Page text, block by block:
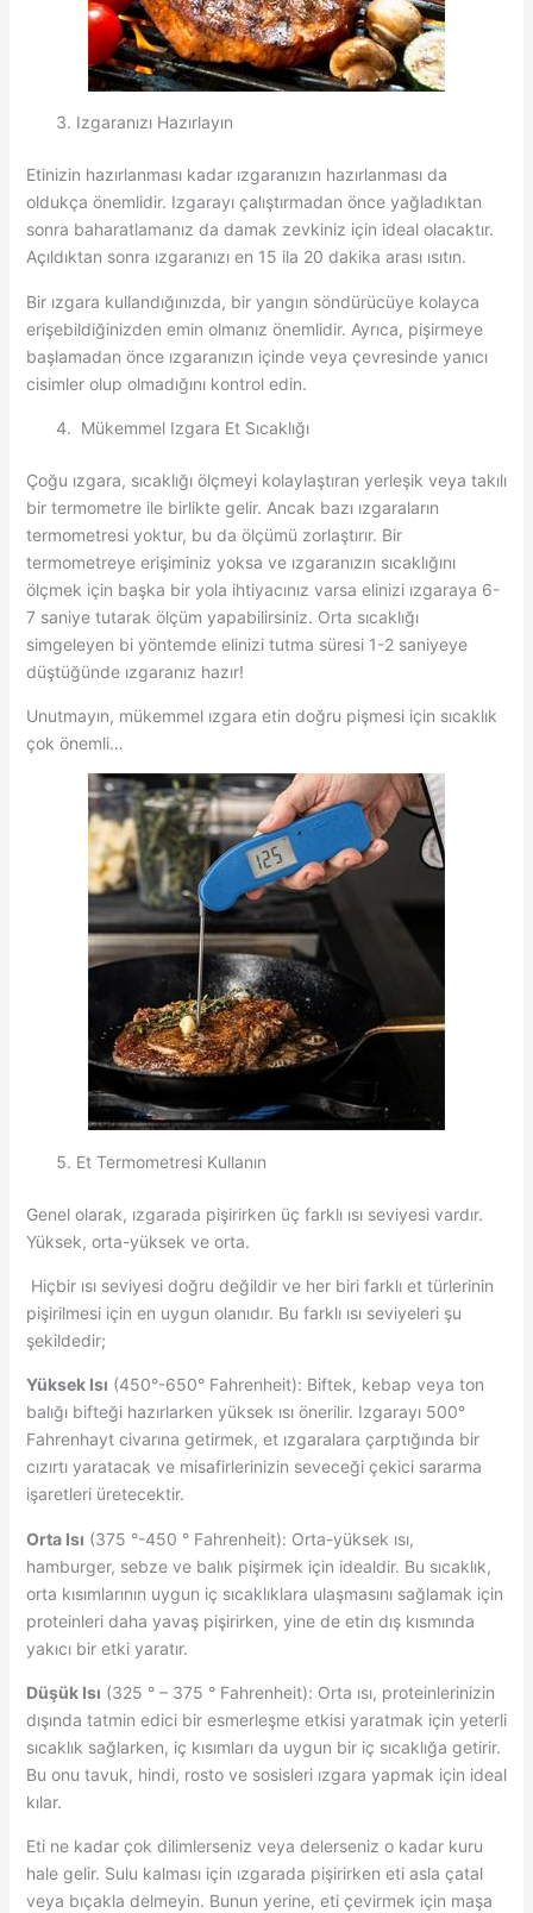
Izgaranızı Hazırlayın
Etinizin hazırlanması kadar ızgaranızın hazırlanması da
oldukça önemlidir. Izgarayı çalıştırmadan önce yağladıktan
sonra baharatlamanız da damak zevkiniz için ideal olacaktır.
Açıldıktan sonra ızgaranızı en 15 ila 20 dakika arası ısıtın.
Bir ızgara kullandığınızda, bir yangın söndürücüye kolayca
erişebildiğinizden emin olmanız önemlidir. Ayrıca, pişirmeye
başlamadan önce ızgaranızın içinde veya çevresinde yanıcı
cisimler olup olmadığını kontrol edin.
Mükemmel Izgara Et Sıcaklığı
Çoğu ızgara, sıcaklığı ölçmeyi kolaylaştıran yerleşik veya takılı
bir termometre ile birlikte gelir. Ancak bazı ızgaraların
termometresi yoktur, bu da ölçümü zorlaştırır. Bir
termometreye erişiminiz yoksa ve ızgaranızın sıcaklığını
ölçmek için başka bir yola ihtiyacınız varsa elinizi ızgaraya 6-
7 saniye tutarak ölçüm yapabilirsiniz. Orta sıcaklığı
simgeleyen bi yöntemde elinizi tutma süresi 1-2 saniyeye
düştüğünde ızgaranız hazır!
Unutmayın, mükemmel ızgara etin doğru pişmesi için sıcaklık
çok önemli…
Et Termometresi Kullanın
Genel olarak, ızgarada pişirirken üç farklı ısı seviyesi vardır.
Yüksek, orta-yüksek ve orta.
Hiçbir ısı seviyesi doğru değildir ve her biri farklı et türlerinin
pişirilmesi için en uygun olanıdır. Bu farklı ısı seviyeleri şu
şekildedir;
Yüksek Isı (450°-650° Fahrenheit): Biftek, kebap veya ton
balığı bifteği hazırlarken yüksek ısı önerilir. Izgarayı 500°
Fahrenhayt civarına getirmek, et ızgaralara çarptığında bir
cızırtı yaratacak ve misafirlerinizin seveceği çekici sararma
işaretleri üretecektir.
Orta Isı (375 °-450 ° Fahrenheit): Orta-yüksek ısı,
hamburger, sebze ve balık pişirmek için idealdir. Bu sıcaklık,
orta kısımlarının uygun iç sıcaklıklara ulaşmasını sağlamak için
proteinleri daha yavaş pişirirken, yine de etin dış kısmında
yakıcı bir etki yaratır.
Düşük Isı (325 ° – 375 ° Fahrenheit): Orta ısı, proteinlerinizin
dışında tatmin edici bir esmerleşme etkisi yaratmak için yeterli
sıcaklık sağlarken, iç kısımları da uygun bir iç sıcaklığa getirir.
Bu onu tavuk, hindi, rosto ve sosisleri ızgara yapmak için ideal
kılar.
Eti ne kadar çok dilimlerseniz veya delerseniz o kadar kuru
hale gelir. Sulu kalması için ızgarada pişirirken eti asla çatal
veya bıçakla delmeyin. Bunun yerine, eti çevirmek için maşa